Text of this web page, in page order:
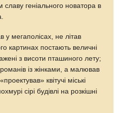
славу геніального новатора в
у мегаполісах, не літав
картинах постають величні
з висоти пташиного лету;
із жінками, а малював
квітучі міські
сірі будівлі на розкішні